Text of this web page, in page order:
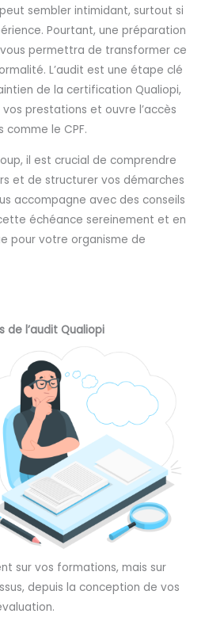
sembler intimidant, surtout si
Pourtant, une préparation
permettra de transformer ce
L’audit est une étape clé
de la certification Qualiopi,
prestations et ouvre l’accès
comme le CPF.
il est crucial de comprendre
et de structurer vos démarches
accompagne avec des conseils
échéance sereinement et en
pour votre organisme de
l’audit Qualiopi
sur vos formations, mais sur
depuis la conception de vos